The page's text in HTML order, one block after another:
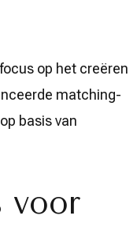
op het creëren
matching-
basis van
voor